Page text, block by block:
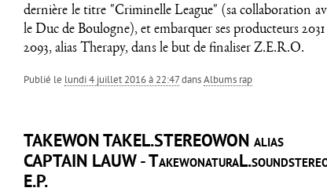
dernière le titre "Criminelle League" (sa collaboration
le Duc de Boulogne), et embarquer ses producteurs
2093, alias Therapy, dans le but de finaliser Z.E.R.O.
Publié le lundi 4 juillet 2016 à 22:47dansAlbums rap
TAKEWON TAKEL.STEREOWON alias
CAPTAIN LAUW -
E.P.